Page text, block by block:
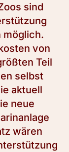
sind
möglich.
von
Teil
selbst
aktuell
neue
wären